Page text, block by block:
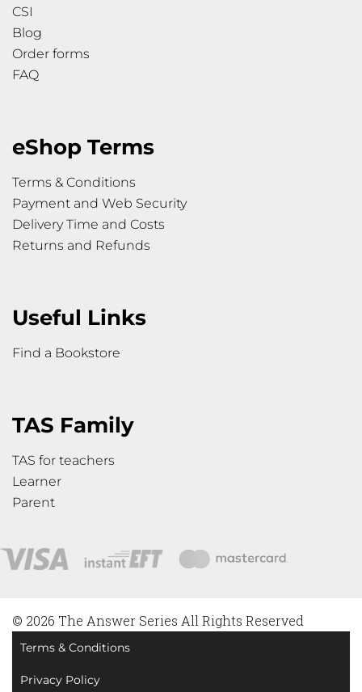
CSI
Blog
Order forms
FAQ
eShop Terms
Terms & Conditions
Payment and Web Security
Delivery Time and Costs
Returns and Refunds
Useful Links
Find a Bookstore
TAS Family
TAS for teachers
Learner
Parent
© 2026 The Answer Series All Rights Reserved
Terms & Conditions
Privacy Policy